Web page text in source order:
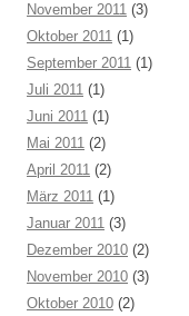
November 2011 (3)
Oktober 2011 (1)
September 2011 (1)
Juli 2011 (1)
Juni 2011 (1)
Mai 2011 (2)
April 2011 (2)
März 2011 (1)
Januar 2011 (3)
Dezember 2010 (2)
November 2010 (3)
Oktober 2010 (2)